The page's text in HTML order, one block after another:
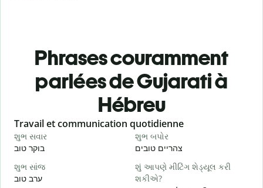
Phrases couramment
parlées de Gujarati à
Hébreu
Slide 1 of 6
Travail et communication quotidienne
શુભ સવાર
בוקר טוב
શુભ બપોર
צהריים טובים
શુભ સાંજ
ערב טוב
શું આપણે મીટિંગ શેડ્યૂલ કરી
શકીએ?